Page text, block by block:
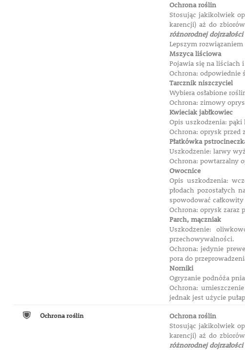
Ochrona roślin
Stosując jakikolwiek
karencji) aż do
różnorodnej
Lepszym
Mszyca liściowa
Pojawia się na liściach
Ochrona: odpowiednie
Tarcznik niszczyciel
Wybiera osłabione
Ochrona: zimowy
Kwieciak jabłkowiec
Opis uszkodzenia:
Ochrona: oprysk
Płatkówka
Uszkodzenie: larwy
Ochrona: powtarzalny
Owocnice
Opis uszkodzenia:
płodach pozostałych
spowodować
Ochrona: oprysk zaraz
Parch, mączniak
Uszkodzenie:
przechowywalności.
Ochrona: jedynie
pora do
Norniki
Ogryzanie podnóża
Ochrona:
jednak jest użycie
Ochrona roślin
Ochrona roślin
Stosując jakikolwiek
karencji) aż do
różnorodnej